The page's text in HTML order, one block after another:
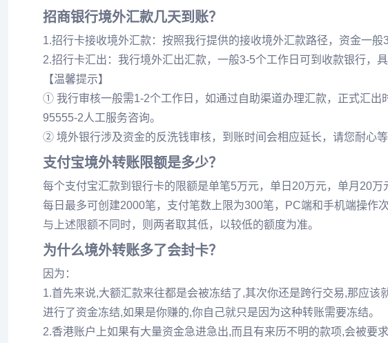
招商银行境外汇款几天到账？
1.招行卡接收境外汇款：按照我行提供的接收境外汇款路径，资金一
2.招行卡汇出：我行境外汇出汇款，一般3-5个工作日可到收款银行，
【温馨提示】
① 我行审核一般需1-2个工作日，如通过自助渠道办理汇款，正式汇
95555-2人工服务咨询。
② 境外银行涉及资金的反洗钱审核，到账时间会相应延长，请您耐心等
支付宝境外转账限额是多少？
每个支付宝汇款到银行卡的限额是单笔5万元，单日20万元，单月20万
每日最多可创建2000笔，支付笔数上限为300笔，PC端和手机端操作
与上述限额不同时，则两者取其低，以较低的额度为准。
为什么境外转账多了会封卡？
因为：
1.首先来说,大额汇款来往都是会被冻结了,其次你还是跨行交易,那应
进行了资金冻结,如果是你赚的,你自己就只是因为这种转账需要冻结。
2.香港账户上如果有大量资金急进急出,而且有来历不明的款项,会被要